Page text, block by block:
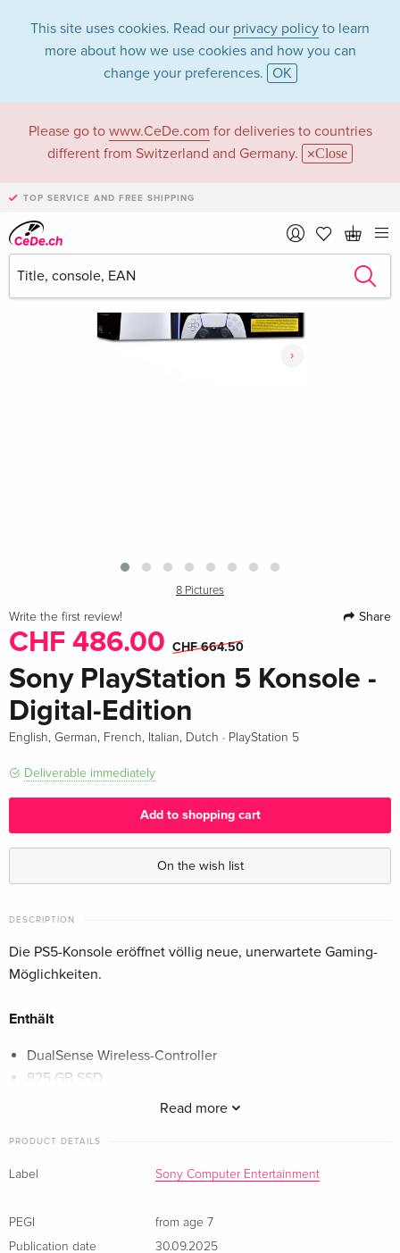
This site uses cookies. Read our privacy policy to learn
more about how we use cookies and how you can
change your preferences. OK
Please go to www.CeDe.com for deliveries to countries
different from Switzerland and Germany.
Close
TOP SERVICE AND FREE SHIPPING
›
8 Pictures
Write the first review! Share
CHF 486.00 CHF 664.50
Sony PlayStation 5 Konsole -
Digital-Edition
English, German, French, Italian, Dutch · PlayStation 5
Deliverable immediately
Add to shopping cart
On the wish list
DESCRIPTION
Read more
Die PS5-Konsole eröffnet völlig neue, unerwartete Gaming-
Möglichkeiten.
Enthält
DualSense Wireless-Controller
825 GB SSD
2 Horizontal Standfüsse
Netzkabel
USB-Kabe,
Freue dich auf blitzschnelles Laden mit einer ultraschnellen
PRODUCT DETAILS
Label Sony Computer Entertainment
PEGI
from age 7
Publication date
30.09.2025